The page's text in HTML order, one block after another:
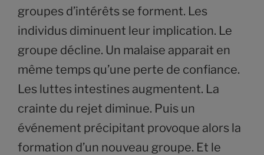
groupes d’intérêts se forment. Les
individus diminuent leur implication. Le
groupe décline. Un malaise apparait en
même temps qu’une perte de confiance.
Les luttes intestines augmentent. La
crainte du rejet diminue. Puis un
événement précipitant provoque alors la
formation d’un nouveau groupe. Et le